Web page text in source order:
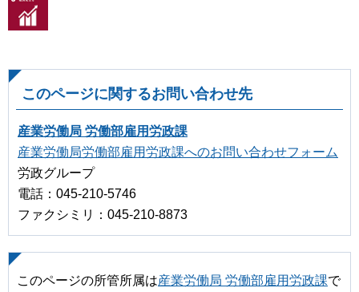
このページに関するお問い合わせ先
産業労働局 労働部雇用労政課
産業労働局労働部雇用労政課へのお問い合わせフォーム
労政グループ
電話：045-210-5746
ファクシミリ：045-210-8873
このページの所管所属は産業労働局 労働部雇用労政課で